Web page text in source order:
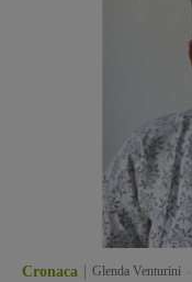
Cronaca Glenda Venturini